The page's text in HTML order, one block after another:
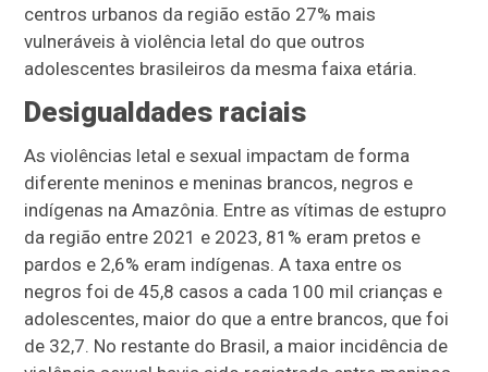
centros urbanos da região estão 27% mais
vulneráveis à violência letal do que outros
adolescentes brasileiros da mesma faixa etária.
Desigualdades raciais
As violências letal e sexual impactam de forma
diferente meninos e meninas brancos, negros e
indígenas na Amazônia. Entre as vítimas de estupro
da região entre 2021 e 2023, 81% eram pretos e
pardos e 2,6% eram indígenas. A taxa entre os
negros foi de 45,8 casos a cada 100 mil crianças e
adolescentes, maior do que a entre brancos, que foi
de 32,7. No restante do Brasil, a maior incidência de